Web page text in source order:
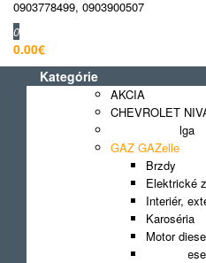
0903778499, 0903900507
0
0.00€
Kategórie
AKCIA
CHEVROLET
GAZ 3110 Volga
GAZ GAZelle
Brzdy
Elektrické
Interiér,
Karoséria
Motor
Motor